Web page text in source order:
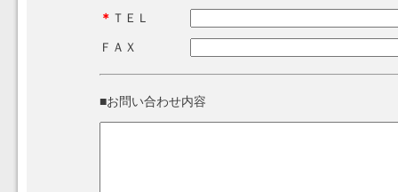
＊ ＴＥＬ
ＦＡＸ
■お問い合わせ内容